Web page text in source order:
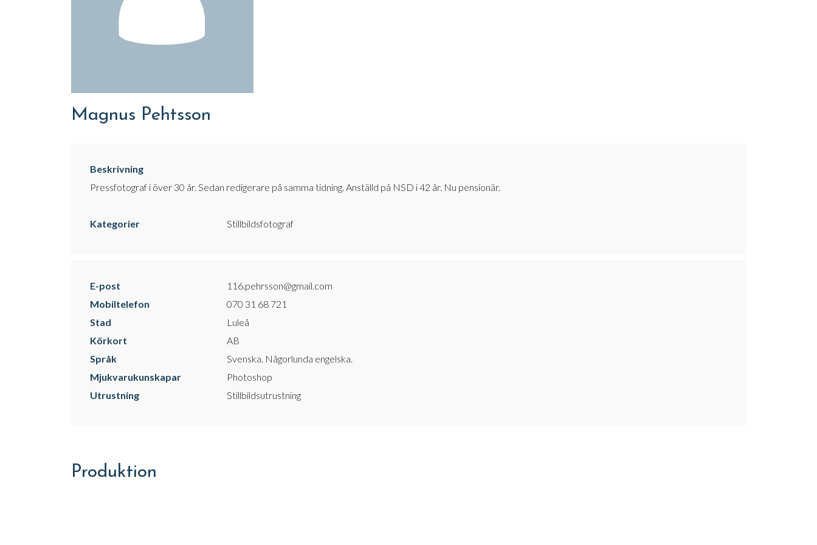
Magnus Pehtsson
Beskrivning
Pressfotograf i över 30 år. Sedan redigerare på samma tidning. Anställd på NSD i 42 år. Nu pensionär.
Kategorier Stillbildsfotograf
E-post
116.pehrsson@gmail.com
Mobiltelefon
070 31 68 721
Stad
Luleå
Körkort
AB
Språk
Svenska. Någorlunda engelska.
Mjukvarukunskapar
Photoshop
Utrustning
Stillbildsutrustning
Produktion